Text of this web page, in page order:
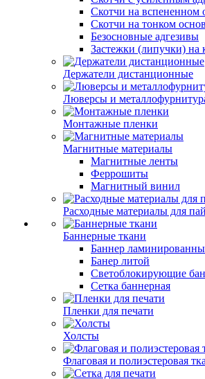
Скотчи на вспененном
Скотчи на тонком
Безосновные адгезивы
Застежки (липучки) на
Держатели дистанционные
Люверсы и
Монтажные пленки
Магнитные материалы
Магнитные ленты
Феррошиты
Магнитный винил
Расходные материалы для
Баннерные ткани
Баннер
Банер литой
Светоблокирующие
Сетка баннерная
Пленки для печати
Холсты
Флаговая и полиэстеровая